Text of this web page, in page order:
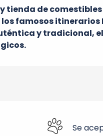
tienda de
famosos itinerarios
y tradicional,
Se